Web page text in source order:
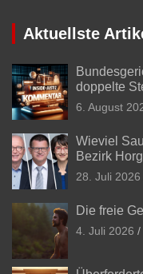
Aktuellste
doppelte
6. August
Wieviel
Bezirk
28. Juli 2026
Die freie
4. Juli 2026